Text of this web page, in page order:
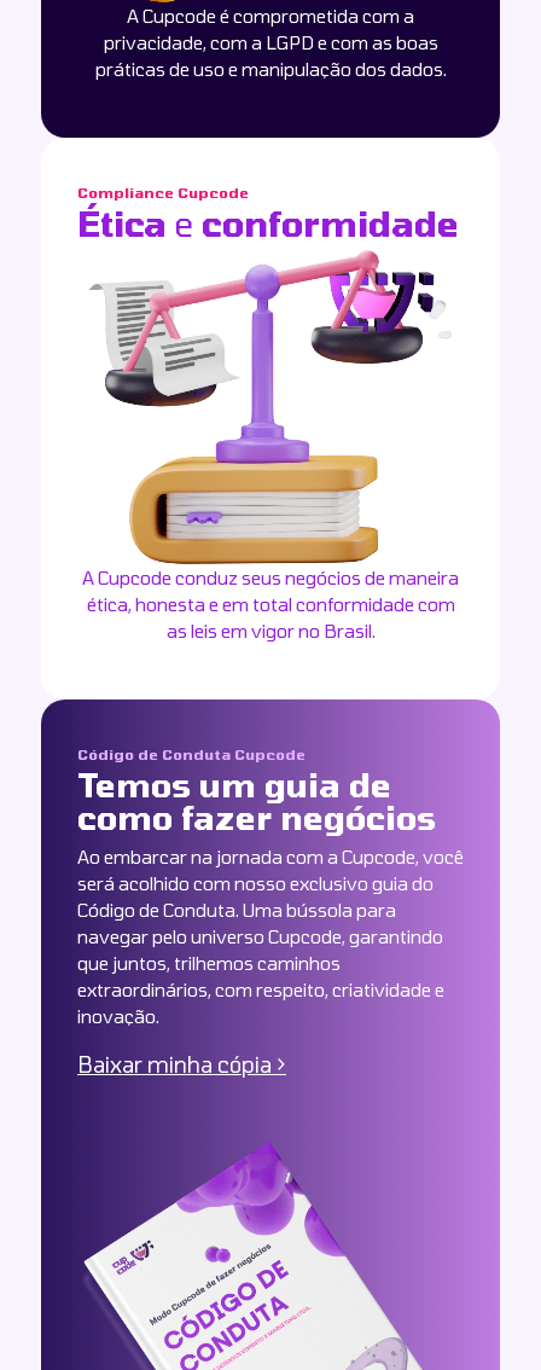
A Cupcode é comprometida com a
privacidade, com a LGPD e com as boas
práticas de uso e manipulação dos dados.
Compliance Cupcode
Ética e conformidade
A Cupcode conduz seus negócios de maneira
ética, honesta e em total conformidade com
as leis em vigor no Brasil.
Código de Conduta Cupcode
Temos um guia de
como fazer negócios
Ao embarcar na jornada com a Cupcode, você
será acolhido com nosso exclusivo guia do
Código de Conduta. Uma bússola para
navegar pelo universo Cupcode, garantindo
que juntos, trilhemos caminhos
extraordinários, com respeito, criatividade e
inovação.
Baixar minha cópia >